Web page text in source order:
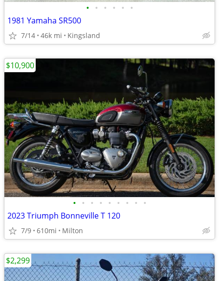
• • • • • •
1981 Yamaha SR500
7/14 46k mi Kingsland
• • • • • • • • •
2023 Triumph Bonneville T 120
7/9 610mi Milton
$10,900
$2,299